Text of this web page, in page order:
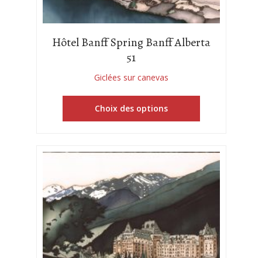
Hôtel Banff Spring Banff Alberta
51
Giclées sur canevas
Choix des options